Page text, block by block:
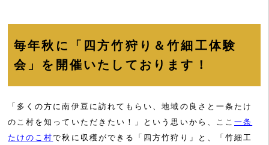
毎年秋に「四方竹狩り＆竹細工体験
会」を開催いたしております！
「多くの方に南伊豆に訪れてもらい、地域の良さと一条たけ
のこ村を知っていただきたい！」という思いから、ここ 一条
たけのこ村で秋に収穫ができる「四方竹狩り」と、「竹細工